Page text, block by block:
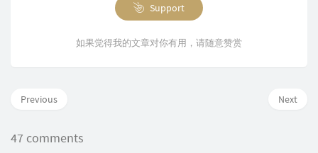
Support
如果觉得我的文章对你有用，请随意赞赏
Next
Previous
47 comments